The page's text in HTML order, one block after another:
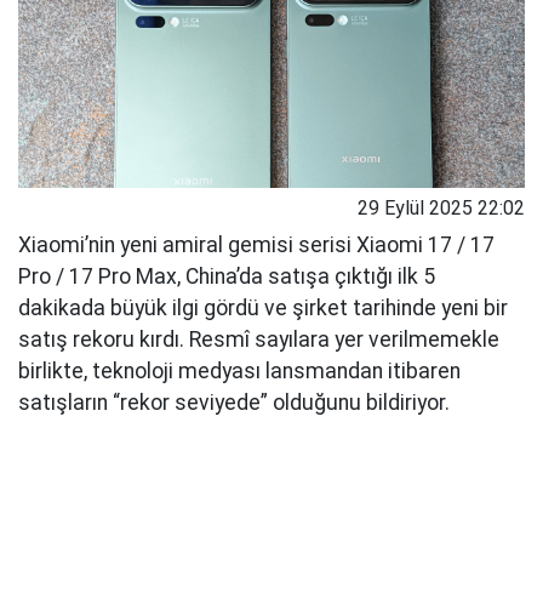
29 Eylül 2025 22:02
Xiaomi’nin yeni amiral gemisi serisi Xiaomi 17 / 17
Pro / 17 Pro Max, China’da satışa çıktığı ilk 5
dakikada büyük ilgi gördü ve şirket tarihinde yeni bir
satış rekoru kırdı. Resmî sayılara yer verilmemekle
birlikte, teknoloji medyası lansmandan itibaren
satışların “rekor seviyede” olduğunu bildiriyor.